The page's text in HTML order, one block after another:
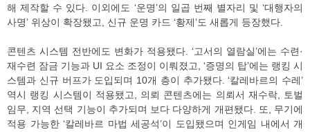
해 제작할 수 있다. 이외에도 ‘운명’의 일곱 번째 별자리 및 ‘대행자의
사명’ 위상이 확장됐고, 신규 운명 카드 ‘황제’도 새롭게 등장했다.
콘텐츠 시스템 전반에도 변화가 적용됐다. ‘고서의 열람실’에는 수련·
재수련 잠금 기능과 UI 요소 조정이 이뤄졌고, ‘증명의 탑’에는 랭킹 시
스템과 신규 버프가 도입되며 10개 층이 추가됐다. ‘칼레바르의 수레’
역시 랭킹 시스템이 적용됐고, 의뢰 콘텐츠에는 의뢰서 재수락, 토벌
임무, 지역 선택 기능이 추가되며 보다 다양하게 개편됐다. 또, 무기에
적용 가능한 ‘칼레바르 마법 세공석’이 도입됐으며 인게임 내에서 개